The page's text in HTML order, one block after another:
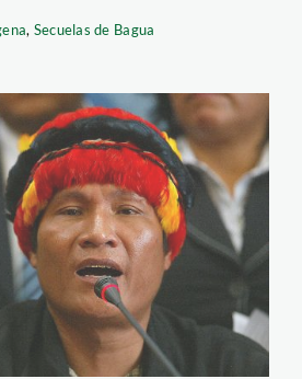
, Secuelas de Bagua